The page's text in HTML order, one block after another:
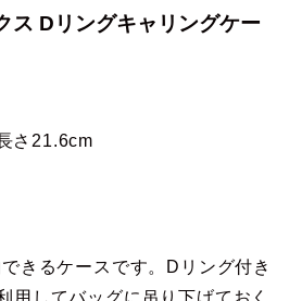
ス Dリングキャリングケー
さ21.6cm
きるケースです。Dリング付き